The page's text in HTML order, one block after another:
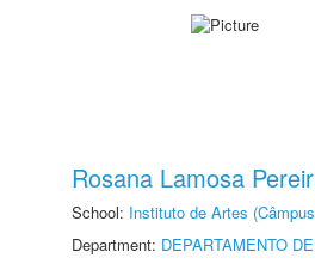
Rosana Lamosa
School: Instituto de Artes
Department: DEPARTAMENTO